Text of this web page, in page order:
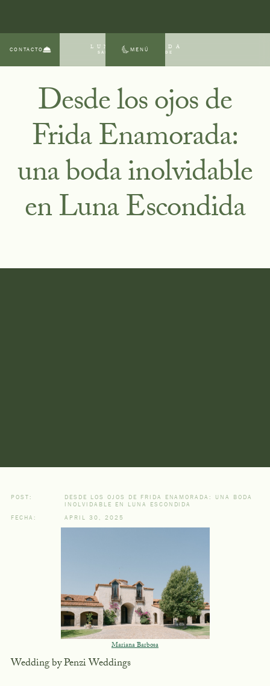
LUNA ESCONDIDA
SAN MIGUEL DE ALLENDE
MENÚ
CONTACTO
Desde los ojos de
Frida Enamorada:
una boda inolvidable
en Luna Escondida
POST:
DESDE LOS OJOS DE FRIDA ENAMORADA: UNA BODA
INOLVIDABLE EN LUNA ESCONDIDA
FECHA:
APRIL 30, 2025
Mariana Barbosa
Wedding by Penzi Weddings